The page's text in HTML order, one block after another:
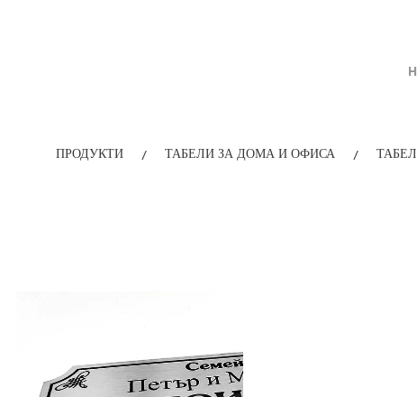
ПРОДУКТИ / ТАБЕЛИ ЗА ДОМА И ОФИСА /